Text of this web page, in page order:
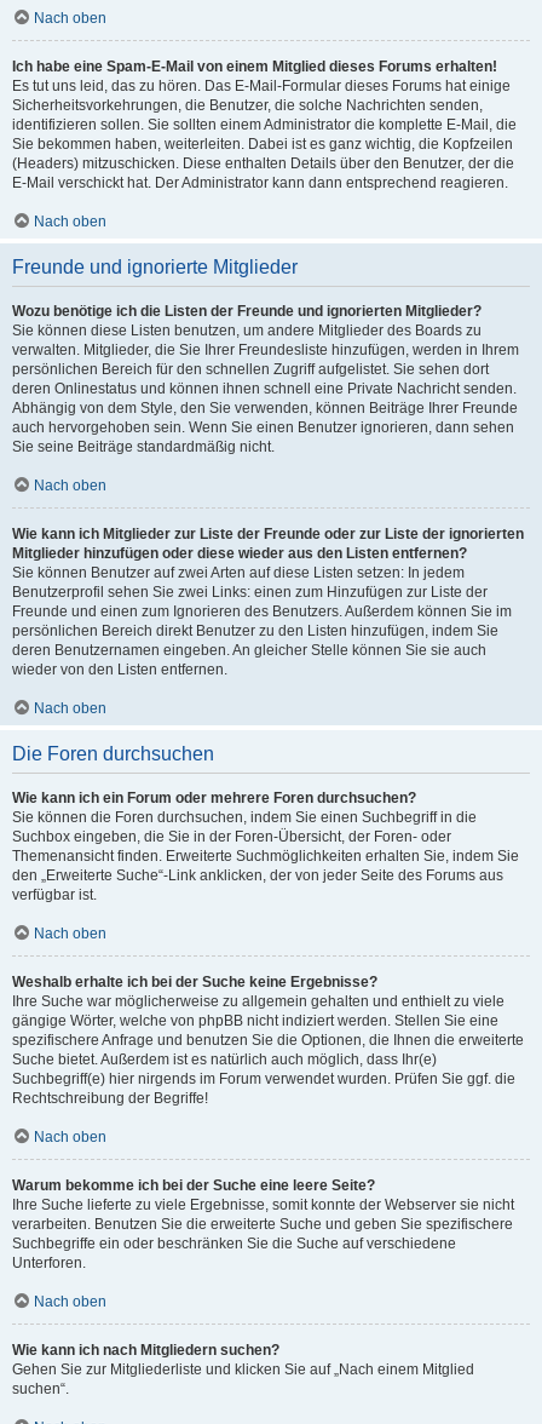
Nach oben
Ich habe eine Spam-E-Mail von einem Mitglied dieses Forums erhalten!
Es tut uns leid, das zu hören. Das E-Mail-Formular dieses Forums hat einige
Sicherheitsvorkehrungen, die Benutzer, die solche Nachrichten senden,
identifizieren sollen. Sie sollten einem Administrator die komplette E-Mail, die
Sie bekommen haben, weiterleiten. Dabei ist es ganz wichtig, die Kopfzeilen
(Headers) mitzuschicken. Diese enthalten Details über den Benutzer, der die
E-Mail verschickt hat. Der Administrator kann dann entsprechend reagieren.
Nach oben
Freunde und ignorierte Mitglieder
Wozu benötige ich die Listen der Freunde und ignorierten Mitglieder?
Sie können diese Listen benutzen, um andere Mitglieder des Boards zu
verwalten. Mitglieder, die Sie Ihrer Freundesliste hinzufügen, werden in Ihrem
persönlichen Bereich für den schnellen Zugriff aufgelistet. Sie sehen dort
deren Onlinestatus und können ihnen schnell eine Private Nachricht senden.
Abhängig von dem Style, den Sie verwenden, können Beiträge Ihrer Freunde
auch hervorgehoben sein. Wenn Sie einen Benutzer ignorieren, dann sehen
Sie seine Beiträge standardmäßig nicht.
Nach oben
Wie kann ich Mitglieder zur Liste der Freunde oder zur Liste der ignorierten
Mitglieder hinzufügen oder diese wieder aus den Listen entfernen?
Sie können Benutzer auf zwei Arten auf diese Listen setzen: In jedem
Benutzerprofil sehen Sie zwei Links: einen zum Hinzufügen zur Liste der
Freunde und einen zum Ignorieren des Benutzers. Außerdem können Sie im
persönlichen Bereich direkt Benutzer zu den Listen hinzufügen, indem Sie
deren Benutzernamen eingeben. An gleicher Stelle können Sie sie auch
wieder von den Listen entfernen.
Nach oben
Die Foren durchsuchen
Wie kann ich ein Forum oder mehrere Foren durchsuchen?
Sie können die Foren durchsuchen, indem Sie einen Suchbegriff in die
Suchbox eingeben, die Sie in der Foren-Übersicht, der Foren- oder
Themenansicht finden. Erweiterte Suchmöglichkeiten erhalten Sie, indem Sie
den „Erweiterte Suche“-Link anklicken, der von jeder Seite des Forums aus
verfügbar ist.
Nach oben
Weshalb erhalte ich bei der Suche keine Ergebnisse?
Ihre Suche war möglicherweise zu allgemein gehalten und enthielt zu viele
gängige Wörter, welche von phpBB nicht indiziert werden. Stellen Sie eine
spezifischere Anfrage und benutzen Sie die Optionen, die Ihnen die erweiterte
Suche bietet. Außerdem ist es natürlich auch möglich, dass Ihr(e)
Suchbegriff(e) hier nirgends im Forum verwendet wurden. Prüfen Sie ggf. die
Rechtschreibung der Begriffe!
Nach oben
Warum bekomme ich bei der Suche eine leere Seite?
Ihre Suche lieferte zu viele Ergebnisse, somit konnte der Webserver sie nicht
verarbeiten. Benutzen Sie die erweiterte Suche und geben Sie spezifischere
Suchbegriffe ein oder beschränken Sie die Suche auf verschiedene
Unterforen.
Nach oben
Wie kann ich nach Mitgliedern suchen?
Gehen Sie zur Mitgliederliste und klicken Sie auf „Nach einem Mitglied
suchen“.